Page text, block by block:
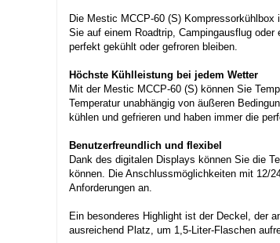
Die Mestic MCCP-60 (S)
Sie auf einem Roadtrip, Campingausflug
perfekt gekühlt oder gefroren bleiben.
Höchste Kühlleistung bei jedem Wetter
Mit der Mestic MCCP-60 (S) können Sie
Temperatur unabhängig von äußeren
kühlen und gefrieren und haben immer die
Benutzerfreundlich und flexibel
Dank des digitalen Displays können Sie die
können. Die Anschlussmöglichkeiten mit 12/
Anforderungen an.
Ein besonderes Highlight ist der Deckel, der
ausreichend Platz, um 1,5-Liter-Flaschen